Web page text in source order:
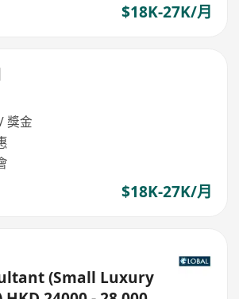
$18K-27K/月
獎金
$18K-27K/月
(Small Luxury